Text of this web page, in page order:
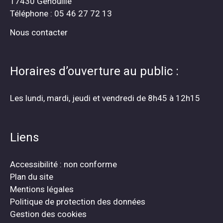
Téléphone : 05 46 27 72 13
Nous contacter
Horaires d’ouverture au public :
Les lundi, mardi, jeudi et vendredi de 8h45 à 12h15
Liens
Accessibilité : non conforme
Plan du site
Mentions légales
Politique de protection des données
Gestion des cookies